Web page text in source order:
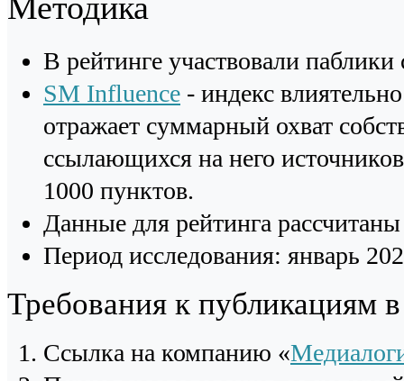
Методика
В рейтинге участвовали
SM Influence - индекс
отражает суммарный охват
ссылающихся на него
1000 пунктов.
Данные для рейтинга
Период исследования: январь
Требования к публикациям
Cсылка на компанию «